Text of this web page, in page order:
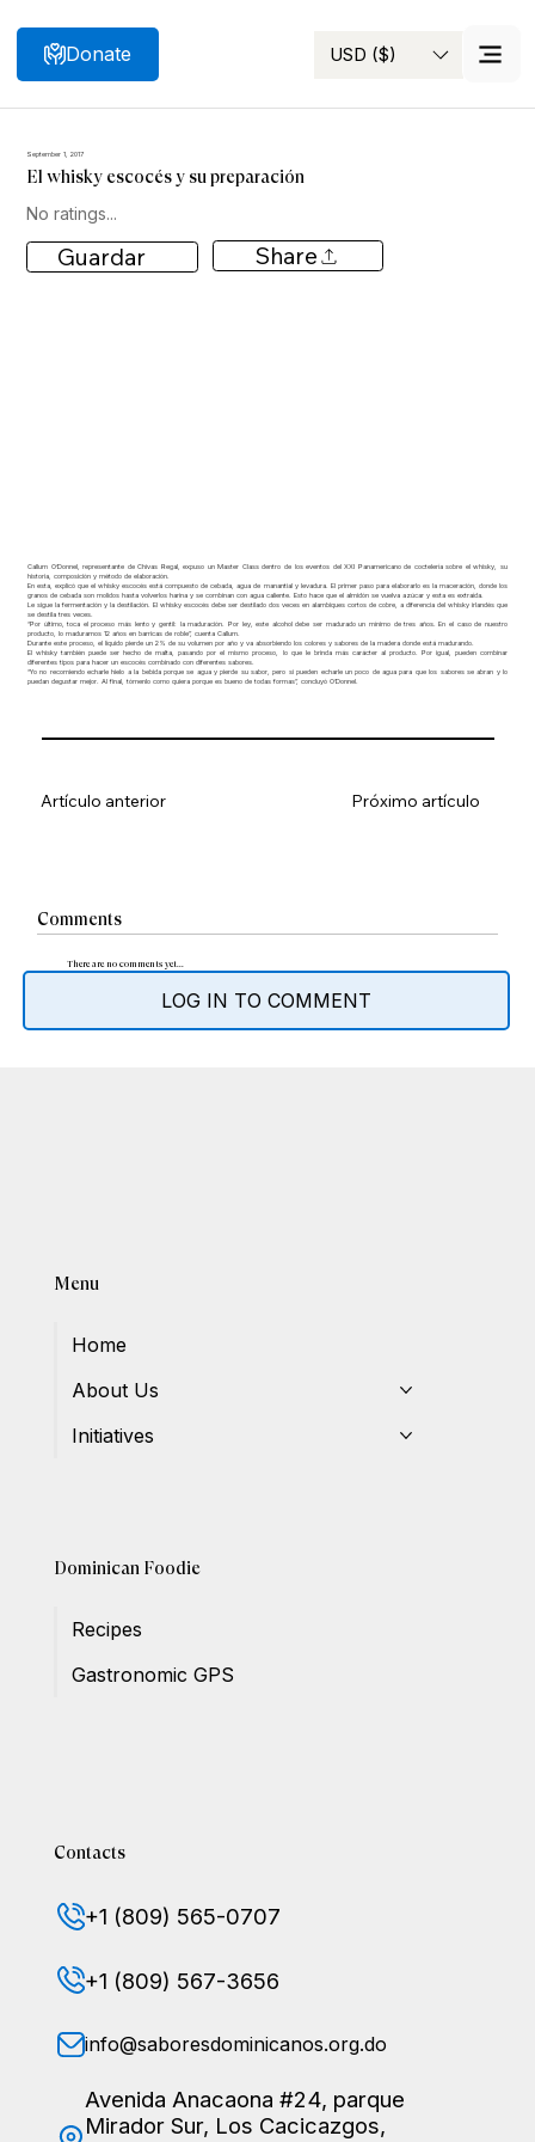
Search USD ($)
Donate
September 1, 2017
El whisky escocés y su preparación
No ratings...
Guardar Share
Callum O’Donnel, representante de Chivas Regal, expuso un Master Class dentro de los eventos del XXI Panamericano de coctelería sobre el whisky, su
historia, composición y método de elaboración.
En esta, explicó que el whisky escocés está compuesto de cebada, agua de manantial y levadura. El primer paso para elaborarlo es la maceración, donde los
granos de cebada son molidos hasta volverlos harina y se combinan con agua caliente. Esto hace que el almidón se vuelva azúcar y esta es extraída.
Le sigue la fermentación y la destilación. El whisky escocés debe ser destilado dos veces en alambiques cortos de cobre, a diferencia del whisky irlandés que
se destila tres veces.
“Por último, toca el proceso más lento y gentil: la maduración. Por ley, este alcohol debe ser madurado un mínimo de tres años. En el caso de nuestro
producto, lo maduramos 12 años en barricas de roble”, cuenta Callum.
Durante este proceso, el líquido pierde un 2% de su volumen por año y va absorbiendo los colores y sabores de la madera donde está madurando.
El whisky también puede ser hecho de malta, pasando por el mismo proceso, lo que le brinda más carácter al producto. Por igual, pueden combinar
diferentes tipos para hacer un escocés combinado con diferentes sabores.
“Yo no recomiendo echarle hielo a la bebida porque se agua y pierde su sabor, pero si pueden echarle un poco de agua para que los sabores se abran y lo
puedan degustar mejor. Al final, tómenlo como quiera porque es bueno de todas formas”, concluyó O‘Donnel.
Comments
There are no comments yet...
LOG IN TO COMMENT
Artículo anterior Próximo artículo
Menu
Home
About Us
Initiatives
Dominican Foodie
Recipes
Gastronomic GPS
Contacts
+1 (809) 565-0707
+1 (809) 567-3656
info@saboresdominicanos.org.do
Avenida Anacaona #24, parque
Mirador Sur, Los Cacicazgos,